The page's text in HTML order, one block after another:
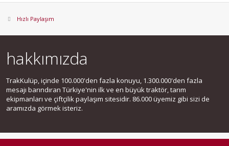
Hızlı Paylaşım
hakkımızda
TrakKulüp, içinde 100.000'den fazla konuyu, 1.300.000'den fazla
mesajı barındıran Türkiye'nin ilk ve en büyük traktör, tarım
ekipmanları ve çiftçilik paylaşım sitesidir. 86.000 üyemiz gibi sizi de
aramızda görmek isteriz.